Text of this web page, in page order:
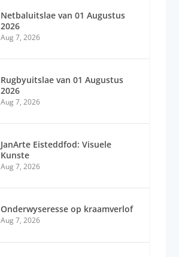
Netbaluitslae van 01 Augustus
2026
Aug 7, 2026
Rugbyuitslae van 01 Augustus
2026
Aug 7, 2026
JanArte Eisteddfod: Visuele
Kunste
Aug 7, 2026
Onderwyseresse op kraamverlof
Aug 7, 2026